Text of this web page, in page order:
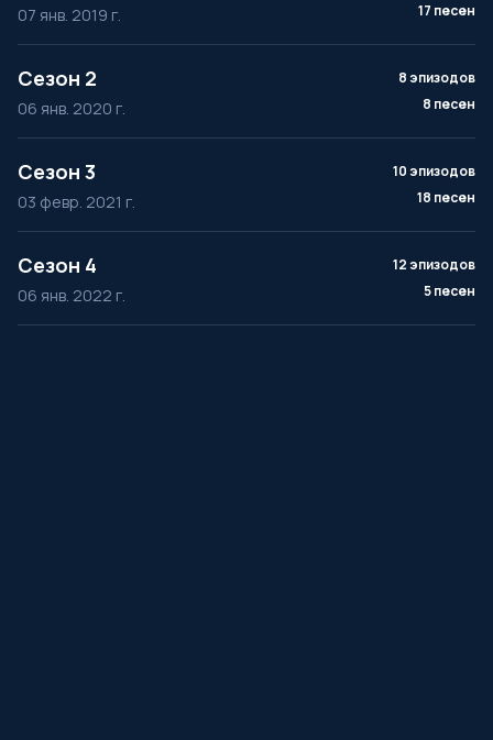
07 янв. 2019 г.
17 песен
Сезон 2
06 янв. 2020 г.
8 эпизодов
8 песен
Сезон 3
03 февр. 2021 г.
10 эпизодов
18 песен
Сезон 4
06 янв. 2022 г.
12 эпизодов
5 песен